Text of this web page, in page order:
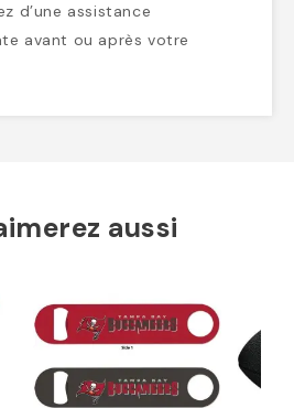
d’une assistance
avant ou après votre
aussi